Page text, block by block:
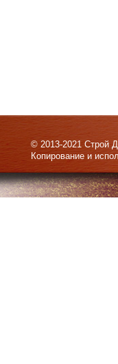
© 2013-2021 Строй
Копирование и